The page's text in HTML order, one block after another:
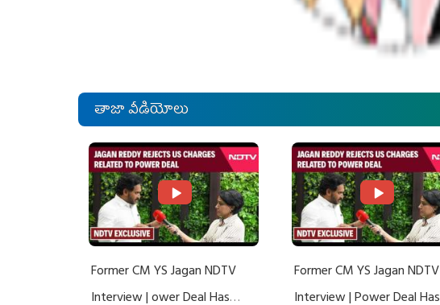
తాజా వీడియోలు
Former CM YS Jagan NDTV
Interview | ower Deal Has
Former CM YS Jagan NDTV
Interview | Power Deal Has